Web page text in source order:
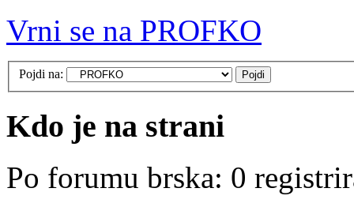
Vrni se na PROFKO
Pojdi na:
Kdo je na strani
Po forumu brska: 0